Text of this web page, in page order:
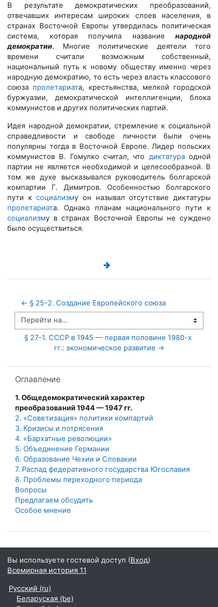
В результате демократических преобразований,
отвечавших интересам широких слоев населения, в
странах Восточной Европы утвердилась политическая
система, которая получила название народной
демократии. Многие политические деятели того
времени считали возможным собственный,
национальный путь к новому обществу именно через
народную демократию, то есть через власть классового
союза пролетариата, крестьянства, мелкой городской
буржуазии, демократической интеллигенции, блока
коммунистов и других политических партий.
Идея народной демократии, стремление к социальной
справедливости и свободе личности были очень
популярны тогда в Восточной Европе. Лидер польских
коммунистов В. Гомулко считал, что диктатураодной
партии не является необходимой и целесообразной. В
том же духе высказывался руководитель болгарской
компартии Г. Димитров. Особенностью болгарского
пути ксоциализму он называл отсутствие диктатуры
пролетариата. Однако планам национального пути к
социализму в странах Восточной Европы не суждено
было осуществиться.
← § 25-2. Создание Европейского союза
Перейти на...
§ 27-1. СССР в 1945 — первая половине 1980-х
гг.: экономическое развитие →
Оглавление
1. Общедемократический характер
преобразований 1944 — 1947 гг.
2. «Советизация» политики компартий
3. Кризисы и потрясения
4. «Бархатные революции»
5. Объединение Германии
6. Образование Чехии и Словакии
7. Распад федеративного государства Югославия
8. Проблемы переходного периода
Вопросы
Предлагаем обсудить
Особое мнение
Вы используете гостевой доступ (Вход)
Всемирная история 11
Русский ‎(ru)‎
Беларуская ‎(be)‎